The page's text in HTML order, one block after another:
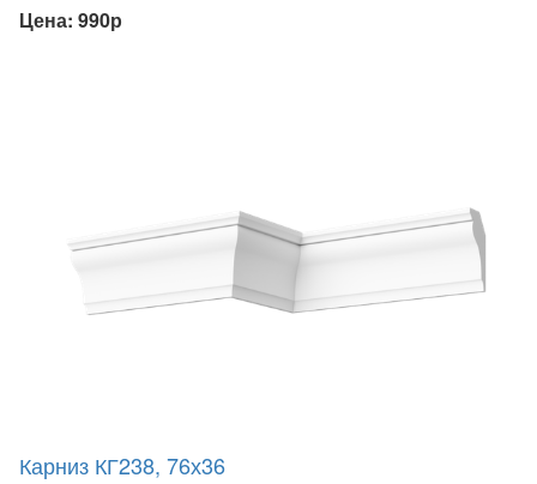
Цена: 990р
Карниз КГ238, 76х36